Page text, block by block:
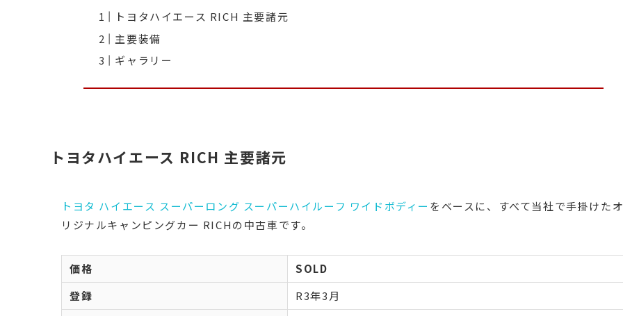
トヨタハイエース RICH 主要諸元
主要装備
ギャラリー
トヨタハイエース RICH 主要諸元
トヨタ ハイエース スーパーロング スーパーハイルーフ ワイドボディー をベースに、すべて当社で手掛けたオ
リジナルキャンピングカー RICHの中古車です。
価格
SOLD
登録
R3年3月